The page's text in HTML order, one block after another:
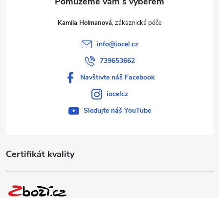
Certifikát kvality
Kamila Holmanová
info@iocel.cz
739653662
Navštivte náš Facebook
iocelcz
Sledujte náš YouTube